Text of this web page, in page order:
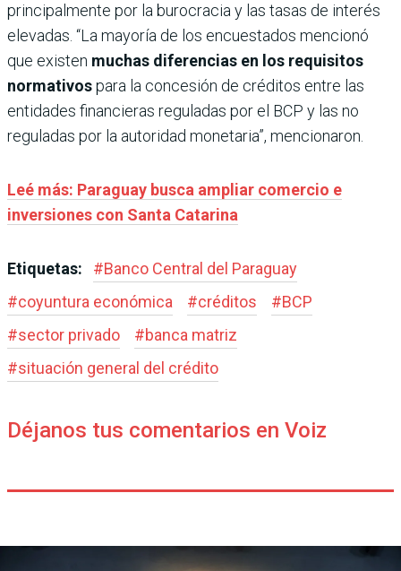
principalmente por la burocracia y las tasas de interés
elevadas. “La mayoría de los encuestados mencionó
que existen muchas diferencias en los requisitos
normativospara la concesión de créditos entre las
entidades financieras reguladas por el BCP y las no
reguladas por la autoridad monetaria”, mencionaron.
Leé más: Paraguay busca ampliar comercio e
inversiones con Santa Catarina
Etiquetas: #Banco Central del Paraguay
#coyuntura económica #créditos #BCP
#sector privado #banca matriz
#situación general del crédito
Déjanos tus comentarios en Voiz